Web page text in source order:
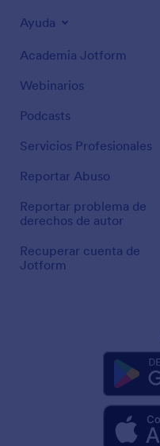
Ayuda
Academia Jotform
Webinarios
Podcasts
Servicios Profesionales
Reportar Abuso
Reportar problema de
derechos de autor
Recuperar cuenta de
Jotform